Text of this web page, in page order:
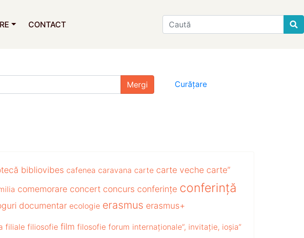
CONTACT
Find
Curățare
bibliovibes cafenea caravana carte carte veche carte”
comemorare concert concurs conferințe conferință
documentar ecologie erasmus erasmus+
filiale filiosofie film filosofie forum internaționale”, invitație, ioșia”